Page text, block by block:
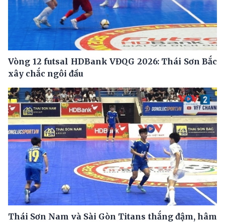
Vòng 12 futsal HDBank VĐQG 2026: Thái Sơn Bắc
xây chắc ngôi đầu
Thái Sơn Nam và Sài Gòn Titans thắng đậm, hâm